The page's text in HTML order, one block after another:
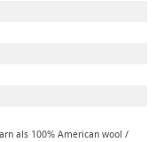
als 100% American wool /